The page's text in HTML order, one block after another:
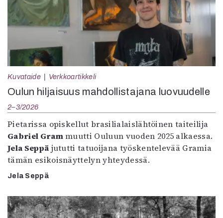
Kuvataide Verkkoartikkeli
Oulun hiljaisuus mahdollistajana luovuudelle
2–3/2026
Pietarissa opiskellut brasilialaislähtöinen taiteilija
Gabriel Grammuutti Ouluun vuoden 2025 alkaessa.
Jela Seppä jututti tatuoijana työskentelevää Gramia
tämän esikoisnäyttelyn yhteydessä.
Jela Seppä